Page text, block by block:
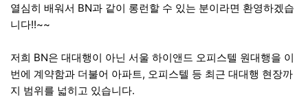
열심히 배워서 BN과 같이 롱런할 수 있는 분이라면 환영하겠습
니다!!~~
저희 BN은 대대행이 아닌 서울 하이앤드 오피스텔 원대행을 이
번에 계약함과 더불어 아파트, 오피스텔 등 최근 대대행 현장까
지 범위를 넓히고 있습니다.